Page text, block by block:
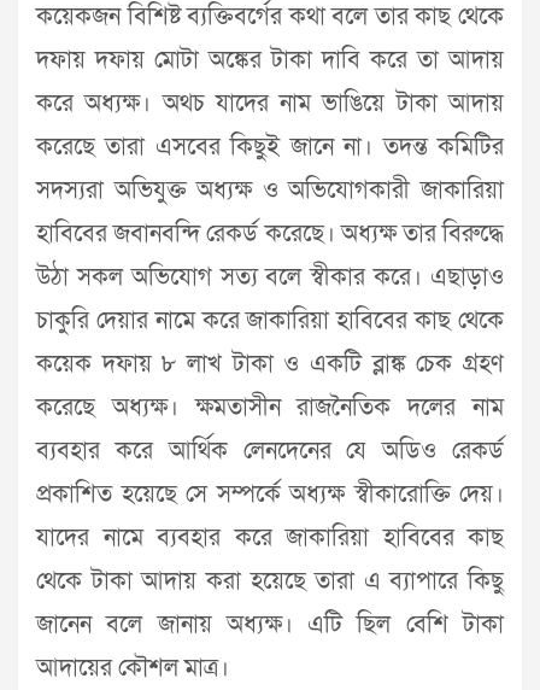
কয়েকজন বিশিষ্ট ব্যক্তিবর্গের কথা বলে তার কাছ থেকে
দফায় দফায় মোটা অঙ্কের টাকা দাবি করে তা আদায়
করে অধ্যক্ষ। অথচ যাদের নাম ভাঙিয়ে টাকা আদায়
করেছে তারা এসবের কিছুই জানে না। তদন্ত কমিটির
সদস্যরা অভিযুক্ত অধ্যক্ষ ও অভিযোগকারী জাকারিয়া
হাবিবের জবানবন্দি রেকর্ড করেছে। অধ্যক্ষ তার বিরুদ্ধে
উঠা সকল অভিযোগ সত্য বলে স্বীকার করে। এছাড়াও
চাকুরি দেয়ার নামে করে জাকারিয়া হাবিবের কাছ থেকে
কয়েক দফায় ৮ লাখ টাকা ও একটি ব্লাঙ্ক চেক গ্রহণ
করেছে অধ্যক্ষ। ক্ষমতাসীন রাজনৈতিক দলের নাম
ব্যবহার করে আর্থিক লেনদেনের যে অডিও রেকর্ড
প্রকাশিত হয়েছে সে সম্পর্কে অধ্যক্ষ স্বীকারোক্তি দেয়।
যাদের নামে ব্যবহার করে জাকারিয়া হাবিবের কাছ
থেকে টাকা আদায় করা হয়েছে তারা এ ব্যাপারে কিছু
জানেন বলে জানায় অধ্যক্ষ। এটি ছিল বেশি টাকা
আদায়ের কৌশল মাত্র।